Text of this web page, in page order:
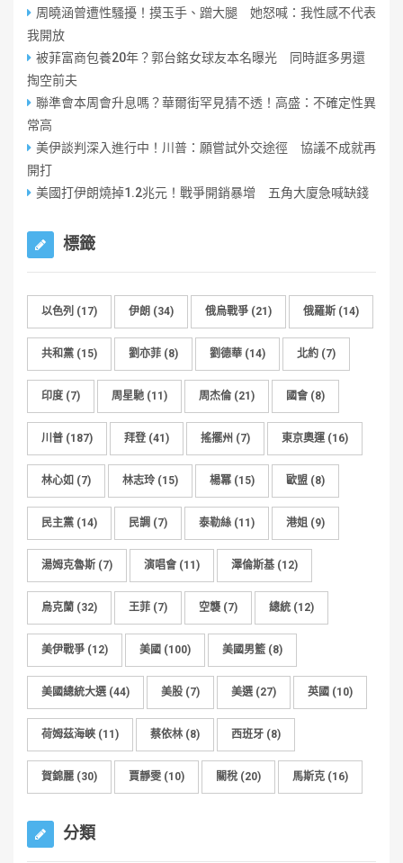
周曉涵曾遭性騷擾！摸玉手、蹭大腿 她怒喊：我性感不代表
我開放
被菲富商包養20年？郭台銘女球友本名曝光 同時誆多男還
掏空前夫
聯準會本周會升息嗎？華爾街罕見猜不透！高盛：不確定性異
常高
美伊談判深入進行中！川普：願嘗試外交途徑 協議不成就再
開打
美國打伊朗燒掉1.2兆元！戰爭開銷暴增 五角大廈急喊缺錢
標籤
以色列 (17) 伊朗 (34) 俄烏戰爭 (21) 俄羅斯 (14)
共和黨 (15) 劉亦菲 (8) 劉德華 (14) 北約 (7)
印度 (7) 周星馳 (11) 周杰倫 (21) 國會 (8)
川普 (187) 拜登 (41) 搖擺州 (7) 東京奧運 (16)
林心如 (7) 林志玲 (15) 楊冪 (15) 歐盟 (8)
民主黨 (14) 民調 (7) 泰勒絲 (11) 港姐 (9)
湯姆克魯斯 (7) 演唱會 (11) 澤倫斯基 (12)
烏克蘭 (32) 王菲 (7) 空襲 (7) 總統 (12)
美伊戰爭 (12) 美國 (100) 美國男籃 (8)
美國總統大選 (44) 美股 (7) 美選 (27) 英國 (10)
荷姆茲海峽 (11) 蔡依林 (8) 西班牙 (8)
賀錦麗 (30) 賈靜雯 (10) 關稅 (20) 馬斯克 (16)
分類